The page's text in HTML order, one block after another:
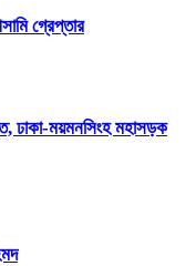
গ্রেপ্তার
ঢাকা-ময়মনসিংহ মহাসড়ক